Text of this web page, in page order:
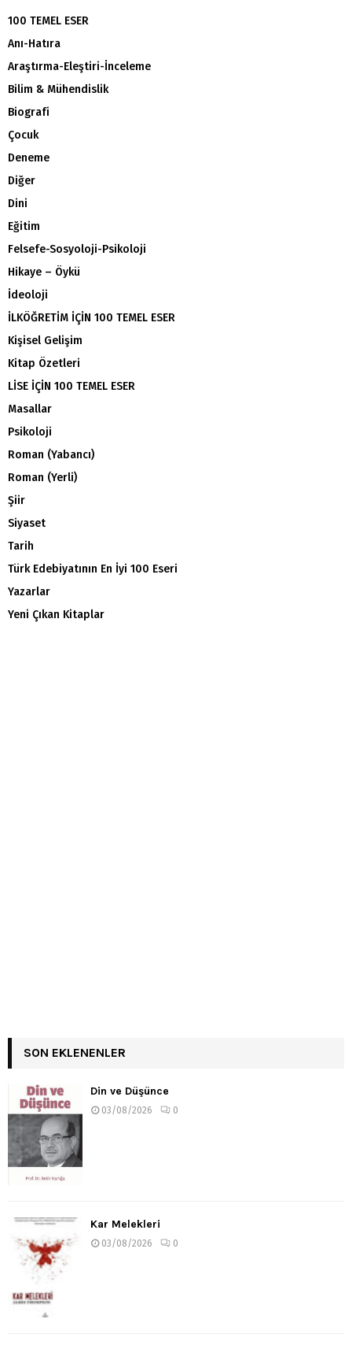
100 TEMEL ESER
Anı-Hatıra
Araştırma-Eleştiri-İnceleme
Bilim & Mühendislik
Biografi
Çocuk
Deneme
Diğer
Dini
Eğitim
Felsefe-Sosyoloji-Psikoloji
Hikaye – Öykü
İdeoloji
İLKÖĞRETİM İÇİN 100 TEMEL ESER
Kişisel Gelişim
Kitap Özetleri
LİSE İÇİN 100 TEMEL ESER
Masallar
Psikoloji
Roman (Yabancı)
Roman (Yerli)
Şiir
Siyaset
Tarih
Türk Edebiyatının En İyi 100 Eseri
Yazarlar
Yeni Çıkan Kitaplar
SON EKLENENLER
Din ve Düşünce
03/08/2026 0
Kar Melekleri
03/08/2026 0